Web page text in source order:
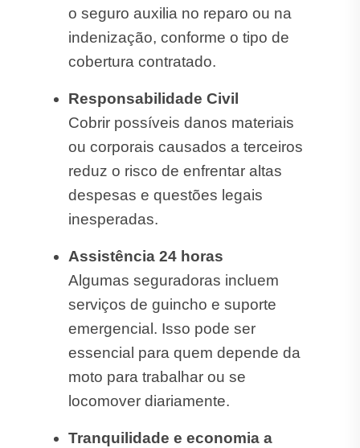
o seguro auxilia no reparo ou na
indenização, conforme o tipo de
cobertura contratado.
Responsabilidade Civil
Cobrir possíveis danos materiais
ou corporais causados a terceiros
reduz o risco de enfrentar altas
despesas e questões legais
inesperadas.
Assistência 24 horas
Algumas seguradoras incluem
serviços de guincho e suporte
emergencial. Isso pode ser
essencial para quem depende da
moto para trabalhar ou se
locomover diariamente.
Tranquilidade e economia a